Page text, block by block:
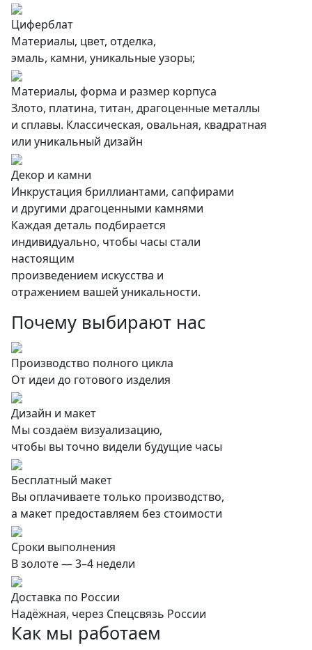
Циферблат
Материалы, цвет, отделка,
эмаль, камни, уникальные узоры;
Материалы, форма и размер корпуса
Злото, платина, титан, драгоценные металлы
и сплавы. Классическая, овальная, квадратная
или уникальный дизайн
Декор и камни
Инкрустация бриллиантами, сапфирами
и другими драгоценными камнями
Каждая деталь подбирается
индивидуально, чтобы часы стали
настоящим
произведением искусства и
отражением вашей уникальности.
Почему выбирают нас
Производство полного цикла
От идеи до готового изделия
Дизайн и макет
Мы создаём визуализацию,
чтобы вы точно видели будущие часы
Бесплатный макет
Вы оплачиваете только производство,
а макет предоставляем без стоимости
Сроки выполнения
В золоте — 3–4 недели
Доставка по России
Надёжная, через Спецсвязь России
Как мы работаем